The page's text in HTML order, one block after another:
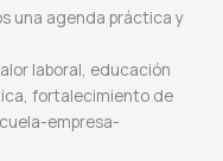
una agenda práctica y
laboral, educación
fortalecimiento de
empresa-